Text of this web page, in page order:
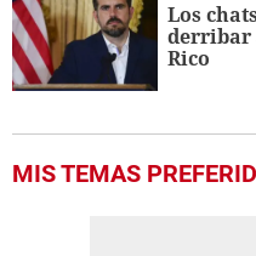
Los
derribar
Rico
MIS TEMAS